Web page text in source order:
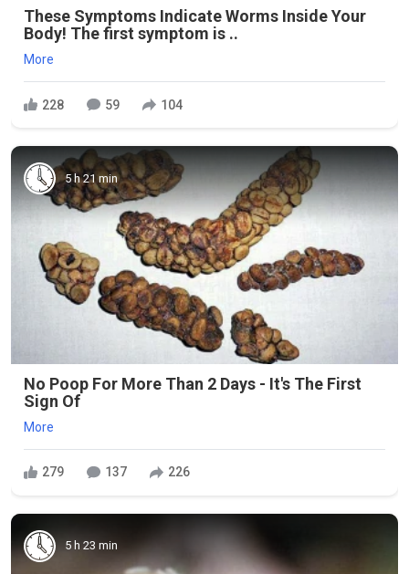
These Symptoms Indicate Worms Inside Your
Body! The first symptom is ..
More
228 59 104
5 h 21 min
No Poop For More Than 2 Days - It's The First
Sign Of
More
279 137 226
5 h 23 min